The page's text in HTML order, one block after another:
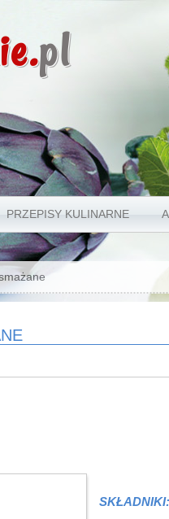
pl
PRZEPISY KULINARNE
SKŁADNIKI: